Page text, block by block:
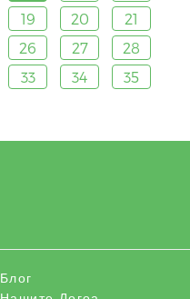
19 20
21
26 27
28
33 34
35
Блог